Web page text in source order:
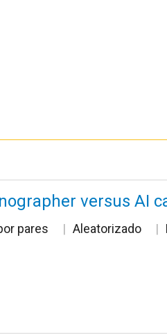
versus AI
pares Aleatorizado